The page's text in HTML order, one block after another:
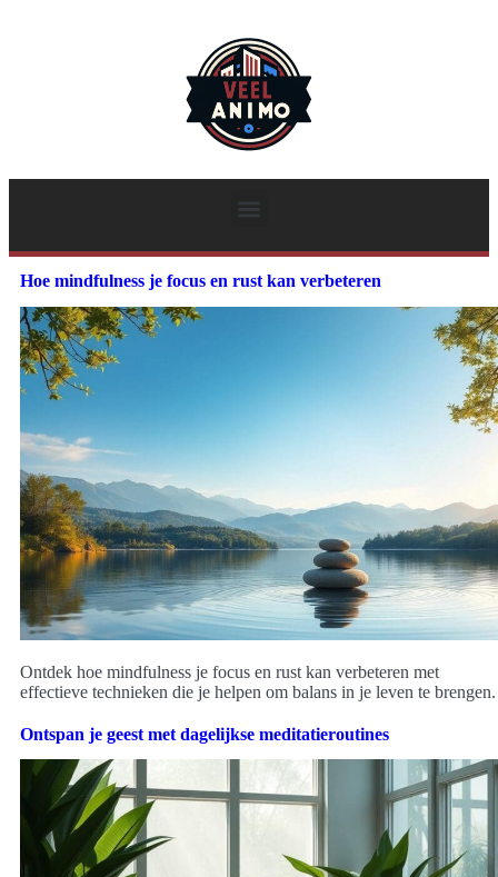
Hoe mindfulness je focus en rust kan verbeteren
Ontdek hoe mindfulness je focus en rust kan verbeteren met
effectieve technieken die je helpen om balans in je leven te brengen.
Ontspan je geest met dagelijkse meditatieroutines